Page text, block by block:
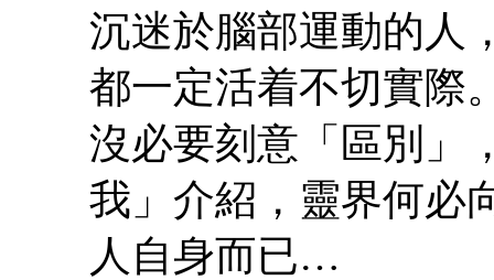
沉迷於腦部運動的人
都一定活着不切實際
沒必要刻意「區別」
我」介紹，靈界何必
人自身而已…